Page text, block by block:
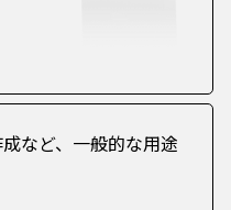
など、一般的な用途